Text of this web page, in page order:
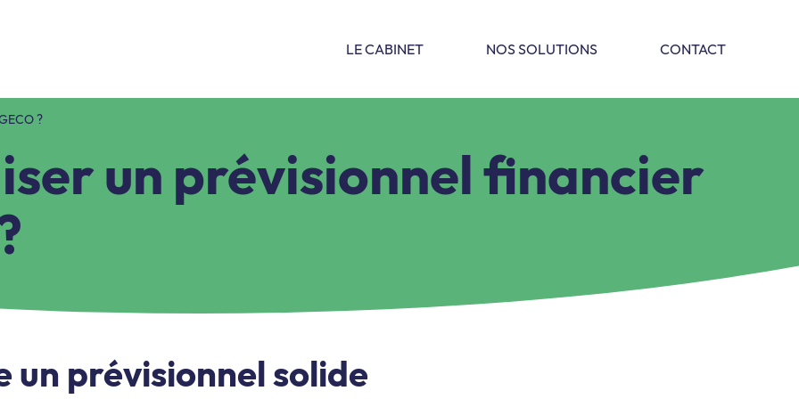
LE CABINET NOS SOLUTIONS CONTACT
?
un prévisionnel financier
un prévisionnel solide